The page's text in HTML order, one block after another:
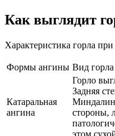
Как выглядит
Характеристика горла
Формы ангины Вид горла
Катаральная
ангина
Горло
Задняя
стороны,
этом